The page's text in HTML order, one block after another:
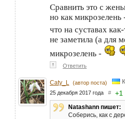
Сравнить это с
но как
что на суставах
не заметила (а для
микрозелень -
↑ Ответить
Caty_L (автор поста)
25 декабря 2017 года # +1
Natashann пишет:
Соберись, как с